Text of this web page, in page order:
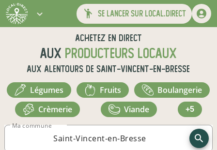
se lancer sur local.direct
Achetez en direct
aux producteurs locaux
aux alentours deSaint-Vincent-en-Bresse
légumes fruits
boulangerie
crèmerie
viande +5
Ma commune